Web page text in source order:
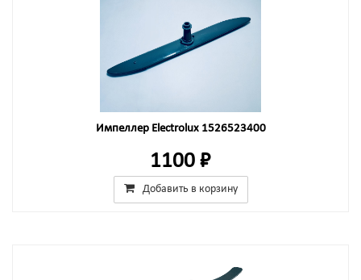
Импеллер Electrolux 1526523400
1100 ₽
Добавить в корзину